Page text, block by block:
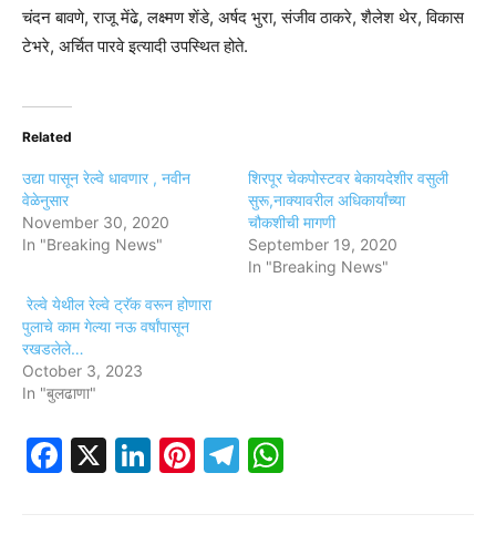
चंदन बावणे, राजू मेंढे, लक्ष्मण शेंडे, अर्षद भुरा, संजीव ठाकरे, शैलेश थेर, विकास
टेभरे, अर्चित पारवे इत्यादी उपस्थित होते.
Related
उद्या पासून रेल्वे धावणार , नवीन
वेळेनुसार
November 30, 2020
In "Breaking News"
शिरपूर चेकपोस्टवर बेकायदेशीर वसुली
सुरू,नाक्यावरील अधिकार्यांच्या
चौकशीची मागणी
September 19, 2020
In "Breaking News"
रेल्वे येथील रेल्वे ट्रॅक वरून होणारा
पुलाचे काम गेल्या नऊ वर्षांपासून
रखडलेले…
October 3, 2023
In "बुलढाणा"
Facebook
X LinkedIn
Pinterest
Telegram